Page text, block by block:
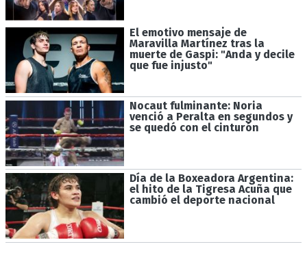
El emotivo mensaje de
Maravilla Martínez tras la
muerte de Gaspi: "Anda y decile
que fue injusto"
Nocaut fulminante: Noria
venció a Peralta en segundos y
se quedó con el cinturón
Día de la Boxeadora Argentina:
el hito de la Tigresa Acuña que
cambió el deporte nacional